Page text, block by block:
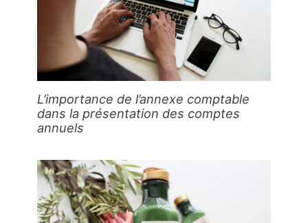
L’importance de l’annexe comptable
dans la présentation des comptes
annuels